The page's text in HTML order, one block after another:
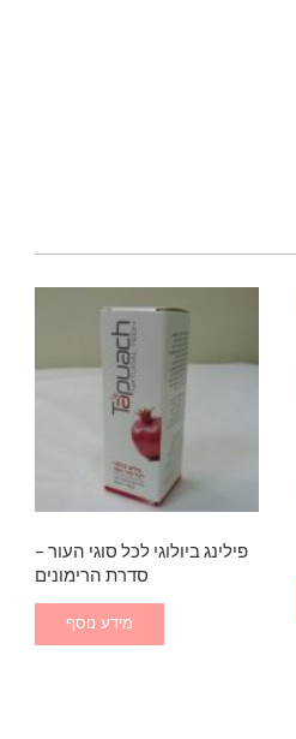
פילינג ביולוגי לכל סוגי העור –
סדרת הרימונים
מידע נוסף